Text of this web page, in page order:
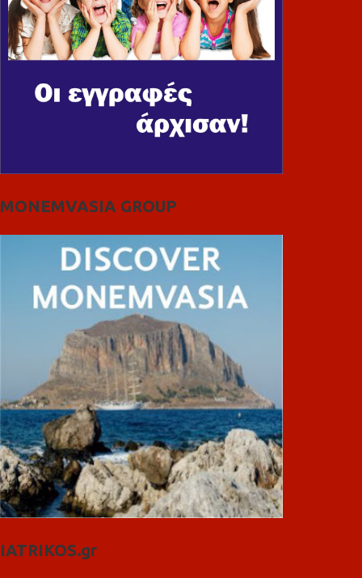
MONEMVASIA GROUP
IATRIKOS.gr